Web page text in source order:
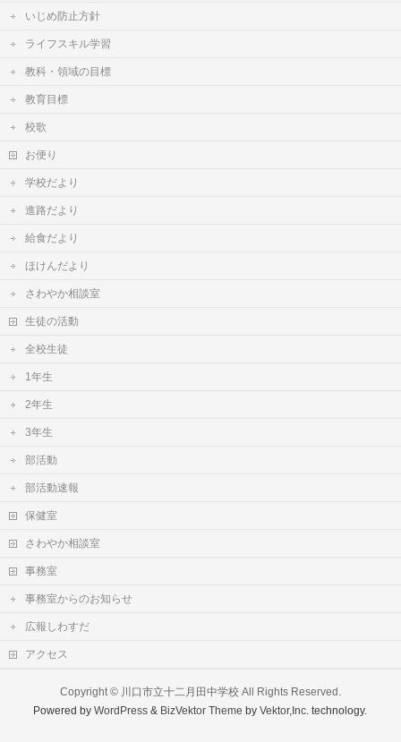
いじめ防止方針
ライフスキル学習
教科・領域の目標
教育目標
校歌
お便り
学校だより
進路だより
給食だより
ほけんだより
さわやか相談室
生徒の活動
全校生徒
1年生
2年生
3年生
部活動
部活動速報
保健室
さわやか相談室
事務室
事務室からのお知らせ
広報しわすだ
アクセス
Copyright © 川口市立十二月田中学校 All Rights Reserved.
Powered byWordPress & BizVektor Theme byVektor,Inc. technology.